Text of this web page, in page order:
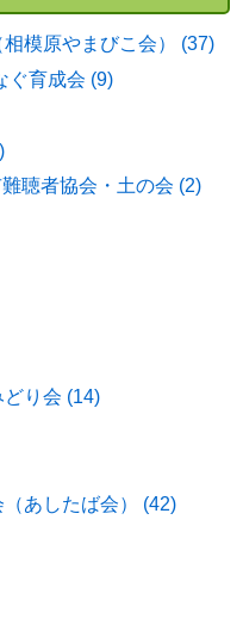
模原やまびこ会） (37)
ぐ育成会 (9)
聴者協会・土の会 (2)
り会 (14)
あしたば会） (42)